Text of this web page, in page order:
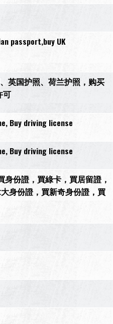
passport,buy UK
英国护照、荷兰护照，购买
可
Buy driving license
Buy driving license
份證，買綠卡，買居留證，
身份證，買新奇身份證，買